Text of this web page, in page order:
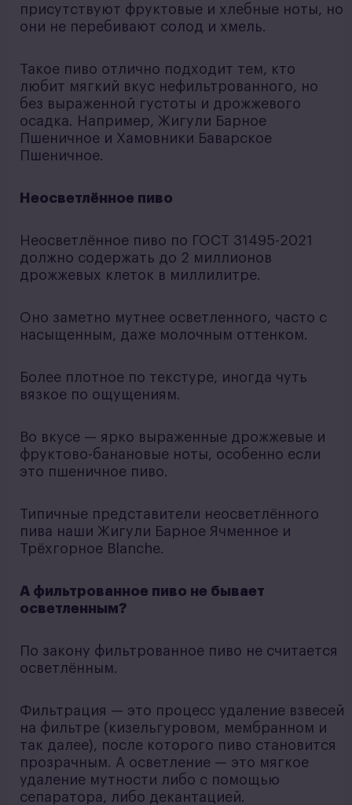
присутствуют фруктовые и хлебные ноты, но
они не перебивают солод и хмель.
Такое пиво отлично подходит тем, кто
любит мягкий вкус нефильтрованного, но
без выраженной густоты и дрожжевого
осадка. Например, Жигули Барное
Пшеничное и Хамовники Баварское
Пшеничное.
Неосветлённое пиво
Неосветлённое пиво по ГОСТ 31495-2021
должно содержать до 2 миллионов
дрожжевых клеток в миллилитре.
Оно заметно мутнее осветленного, часто с
насыщенным, даже молочным оттенком.
Более плотное по текстуре, иногда чуть
вязкое по ощущениям.
Во вкусе — ярко выраженные дрожжевые и
фруктово-банановые ноты, особенно если
это пшеничное пиво.
Типичные представители неосветлённого
пива наши Жигули Барное Ячменное и
Трёхгорное Blanche.
А фильтрованное пиво не бывает
осветленным?
По закону фильтрованное пиво не считается
осветлённым.
Фильтрация — это процесс удаление взвесей
на фильтре (кизельгуровом, мембранном и
так далее), после которого пиво становится
прозрачным. А осветление — это мягкое
удаление мутности либо с помощью
сепаратора, либо декантацией.